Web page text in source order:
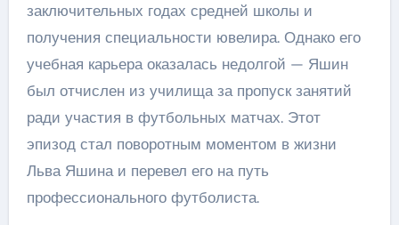
заключительных годах средней школы и
получения специальности ювелира. Однако его
учебная карьера оказалась недолгой — Яшин
был отчислен из училища за пропуск занятий
ради участия в футбольных матчах. Этот
эпизод стал поворотным моментом в жизни
Льва Яшина и перевел его на путь
профессионального футболиста.